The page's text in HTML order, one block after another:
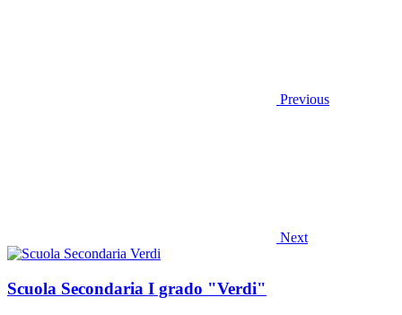
Previous
Next
Scuola Secondaria I grado "Verdi"